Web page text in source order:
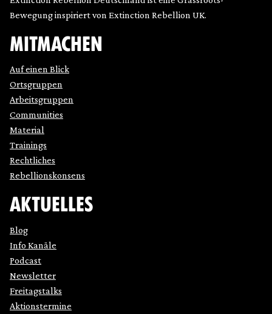
Bewegung inspiriert von Extinction Rebellion UK.
MITMACHEN
Auf einen Blick
Ortsgruppen
Arbeitsgruppen
Communities
Material
Trainings
Rechtliches
Rebellionskonsens
AKTUELLES
Blog
Info Kanäle
Podcast
Newsletter
Freitagstalks
Aktionstermine